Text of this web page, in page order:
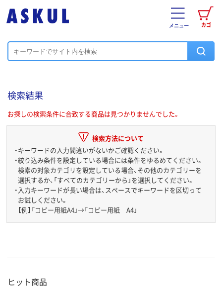
カゴ
メニュー
検索結果
お探しの検索条件に合致する商品は見つかりませんでした。
検索方法について
・キーワードの入力間違いがないかご確認ください。
・絞り込み条件を設定している場合には条件をゆるめてください。
検索の対象カテゴリを設定している場合、その他のカテゴリーを
選択するか、「すべてのカテゴリーから」を選択してください。
・ 入力キーワードが長い場合は、スペースでキーワードを区切って
お試しください。
【例】「コピー用紙A4」→「コピー用紙 A4」
ヒット商品